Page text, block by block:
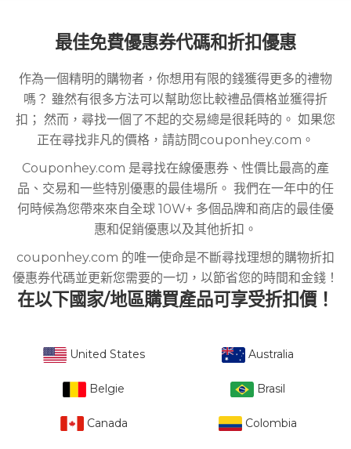
最佳免費優惠券代碼和折扣優惠
作為一個精明的購物者，你想用有限的錢獲得更多的禮物
嗎？ 雖然有很多方法可以幫助您比較禮品價格並獲得折
扣； 然而，尋找一個了不起的交易總是很耗時的。 如果您
正在尋找非凡的價格，請訪問couponhey.com。
Couponhey.com 是尋找在線優惠券、性價比最高的產
品、交易和一些特別優惠的最佳場所。 我們在一年中的任
何時候為您帶來來自全球 10W+ 多個品牌和商店的最佳優
惠和促銷優惠以及其他折扣。
couponhey.com 的唯一使命是不斷尋找理想的購物折扣
優惠券代碼並更新您需要的一切，以節省您的時間和金錢！
在以下國家/地區購買產品可享受折扣價！
United States Australia
Belgie Brasil
Canada Colombia